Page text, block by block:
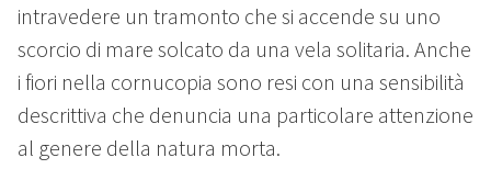
intravedere un tramonto che si accende su uno
scorcio di mare solcato da una vela solitaria. Anche
i fiori nella cornucopia sono resi con una sensibilità
descrittiva che denuncia una particolare attenzione
al genere della natura morta.